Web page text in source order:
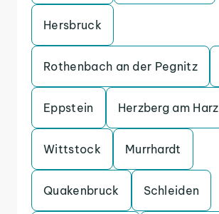
Hersbruck
Rothenbach an der Pegnitz
Eppstein Herzberg am Harz
Wittstock Murrhardt
Quakenbruck Schleiden